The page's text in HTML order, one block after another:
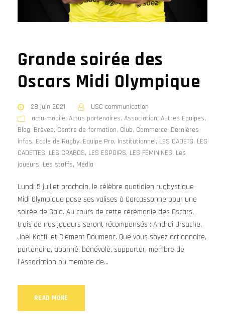
Grande soirée des
Oscars Midi Olympique
28 juin 2021
USC communication
actu-mobile, Actus partenaires, Association, Autres Equipes,
Blog, Brèves, Centre de formation, Club, Commerce, Dernières
infos, Ecole de Rugby, Equipe Pro, Institutionnel, LES CADETS, LES
CADETTES, LES CRABOS, LES ESPOIRS, LES FÉMININES, Les
joueurs, Les staffs, Média
Lundi 5 juillet prochain, le célèbre quotidien rugbystique
Midi Olympique pose ses valises à Carcassonne pour une
soirée de Gala. Au cours de cette cérémonie des Oscars,
trois de nos joueurs seront récompensés : Andrei Ursache,
Joel Koffi, et Clément Doumenc. Que vous soyez actionnaire,
partenaire, abonné, bénévole, supporter, membre de
l’Association ou membre de...
READ MORE